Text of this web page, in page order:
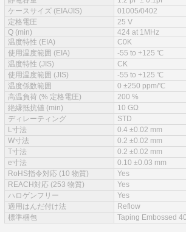
ケースサイズ (EIA/JIS)
01005/0402
定格電圧
25 V
Q (min)
424 at 1MHz
温度特性 (EIA)
C0K
使用温度範囲 (EIA)
-55 to +125 ℃
温度特性 (JIS)
CK
使用温度範囲 (JIS)
-55 to +125 ℃
温度係数範囲
0 ±250 ppm/℃
高温負荷 (% 定格電圧)
200 %
絶縁抵抗値 (min)
10 GΩ
ディレーティング
STD
L寸法
0.4 ±0.02 mm
W寸法
0.2 ±0.02 mm
T寸法
0.2 ±0.02 mm
e寸法
0.10 ±0.03 mm
RoHS指令対応 (10 物質)
Yes
REACH対応 (253 物質)
Yes
ハロゲンフリー
Yes
適用はんだ付け法
Reflow
標準梱包
Taping Embossed